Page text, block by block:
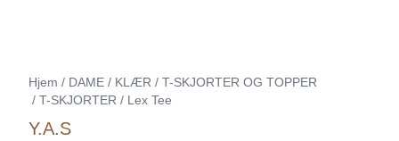
Hjem / DAME / KLÆR / T-SKJORTER OG TOPPER
/ T-SKJORTER / Lex Tee
Y.A.S